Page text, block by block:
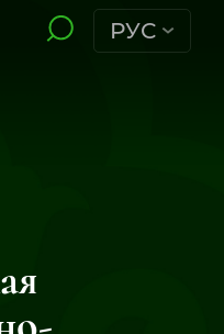
РУС